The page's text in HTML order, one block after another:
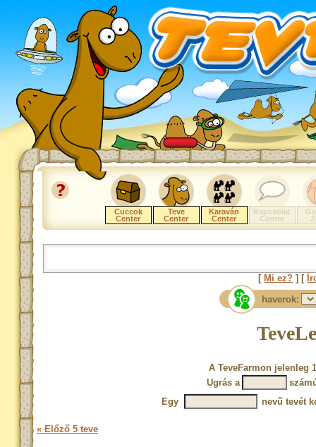
Cuccok
Center
Teve
Center
Karaván
Center
Kapcsolat
Center
[ Mi ez? ] [
haverok:
A TeveFarmon jelenleg
Ugrás a
Egy
nevű tevét
« Előző 5 teve